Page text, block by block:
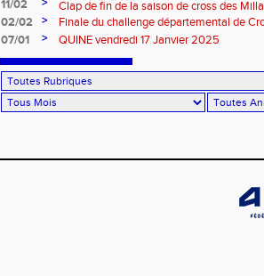
11/02
Clap de fin de la saison de cross des
02/02
>
Finale du challenge départemental de
07/01
> QUINE vendredi 17 Janvier 2025